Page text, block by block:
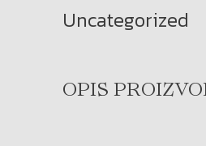
Uncategorized
OPIS